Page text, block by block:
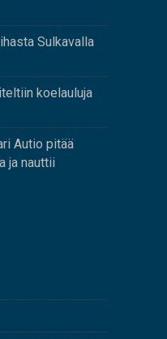
Sulkavalla
koelauluja
Autio pitää
ja nauttii